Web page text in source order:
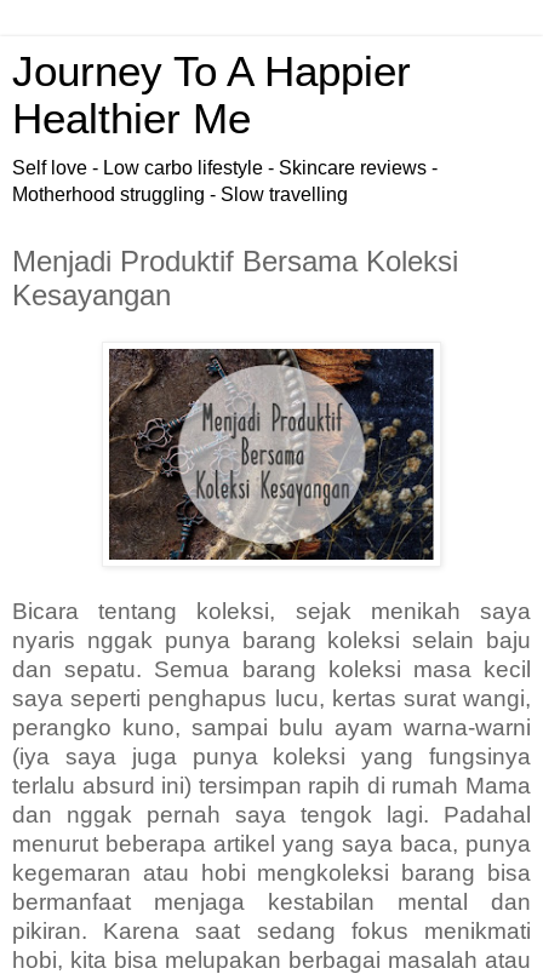
Journey To A Happier
Healthier Me
Self love - Low carbo lifestyle - Skincare reviews -
Motherhood struggling - Slow travelling
Menjadi Produktif Bersama Koleksi
Kesayangan
Bicara tentang koleksi, sejak menikah saya
nyaris nggak punya barang koleksi selain baju
dan sepatu. Semua barang koleksi masa kecil
saya seperti penghapus lucu, kertas surat wangi,
perangko kuno, sampai bulu ayam warna-warni
(iya saya juga punya koleksi yang fungsinya
terlalu absurd ini) tersimpan rapih di rumah Mama
dan nggak pernah saya tengok lagi. Padahal
menurut beberapa artikel yang saya baca, punya
kegemaran atau hobi mengkoleksi barang bisa
bermanfaat menjaga kestabilan mental dan
pikiran. Karena saat sedang fokus menikmati
hobi, kita bisa melupakan berbagai masalah atau